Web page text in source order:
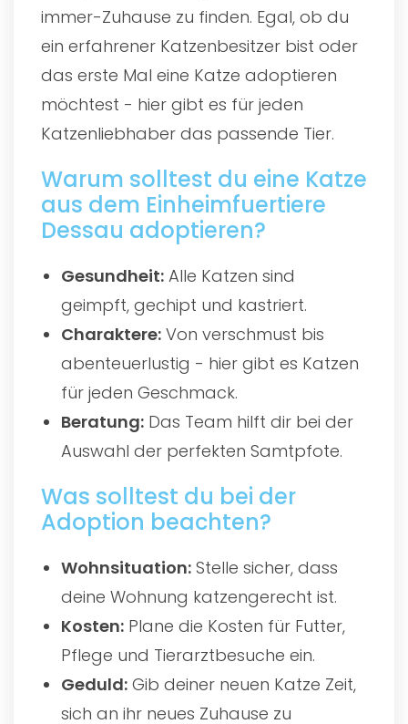
immer-Zuhause zu finden. Egal, ob du
ein erfahrener Katzenbesitzer bist oder
das erste Mal eine Katze adoptieren
möchtest - hier gibt es für jeden
Katzenliebhaber das passende Tier.
Warum solltest du eine Katze
aus dem Einheimfuertiere
Dessau adoptieren?
Gesundheit: Alle Katzen sind
geimpft, gechipt und kastriert.
Charaktere: Von verschmust bis
abenteuerlustig - hier gibt es Katzen
für jeden Geschmack.
Beratung: Das Team hilft dir bei der
Auswahl der perfekten Samtpfote.
Was solltest du bei der
Adoption beachten?
Wohnsituation: Stelle sicher, dass
deine Wohnung katzengerecht ist.
Kosten: Plane die Kosten für Futter,
Pflege und Tierarztbesuche ein.
Geduld: Gib deiner neuen Katze Zeit,
sich an ihr neues Zuhause zu